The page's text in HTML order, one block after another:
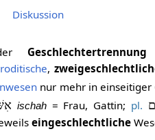
Diskussion
Geschlechtertrennung
,
nur mehr in einseitiger
ischah= Frau, Gattin; pl.
eingeschlechtliche